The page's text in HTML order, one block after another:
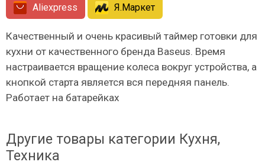
Aliexpress Я.Маркет
Качественный и очень красивый таймер готовки для
кухни от качественного бренда Baseus. Время
настраивается вращение колеса вокруг устройства, а
кнопкой старта является вся передняя панель.
Работает на батарейках
Другие товары категории Кухня,
Техника